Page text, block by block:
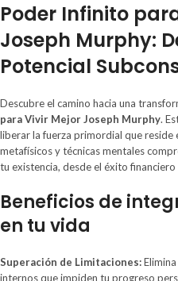
Poder Infinito
Joseph Murphy:
Potencial
Descubre el camino hacia una
para Vivir Mejor Joseph Murphy.
liberar la fuerza primordial que
metafísicos y técnicas mentales
tu existencia, desde el éxito
Beneficios de
en tu vida
Superación de Limitaciones:
internos que impiden tu progreso